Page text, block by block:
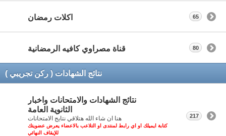
اكلات رمضان 65
قناة مصراوي كافيه الرمضانية 80
نتائج الشهادات ( ركن تجريبي )
نتائج الشهادات والامتحانات واخبار
الثانوية العامة
هنا ان شاء الله هتلاقي نتايج الامتحانات
كتابة ايميلك او اي رابط لمنتدى او التلاعب بالاعضاء يعرض عضويتك
للإيقاف النهائي
217